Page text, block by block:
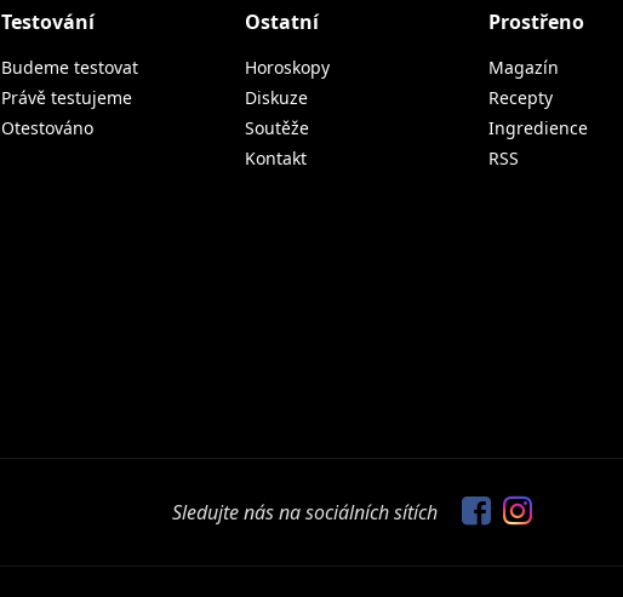
Testování
Budeme testovat
Právě testujeme
Otestováno
Ostatní
Horoskopy
Diskuze
Soutěže
Kontakt
Prostřeno
Magazín
Recepty
Ingredience
RSS
Sledujte nás na sociálních sítích